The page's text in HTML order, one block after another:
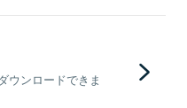
ウンロードできま